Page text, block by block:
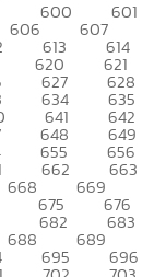
600 601
606 607
613 614
620 621
627 628
634 635
641 642
648 649
655 656
662 663
668 669
675 676
682 683
688 689
695 696